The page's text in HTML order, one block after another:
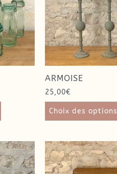
ARMOISE
25,00€
Choix des options